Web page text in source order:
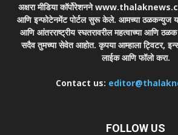
अक्षरा मीडिया कॉर्पोरेशनने
आणि इन्फोटेनमेंट पोर्टल सुरू केले. आमच्या ठळकन्युज या
आणि आंतरराष्ट्रीय स्घतरावरील महत्वाच्या आणि
सदैव तुमच्या सेवेत आहोत. कृपया आम्हाला ट्विटर,
लाईक आणि फॉलो करा.
Contact us:
FOLLOW US